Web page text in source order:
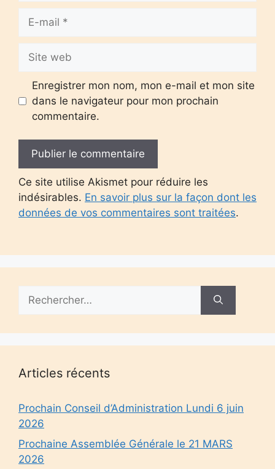
mail
web
Enregistrer mon nom, mon e-mail et mon site
dans le navigateur pour mon prochain
commentaire.
Ce site utilise Akismet pour réduire les
indésirables. En savoir plus sur la façon dont les
données de vos commentaires sont traitées.
Articles récents
Prochain Conseil d’Administration Lundi 6 juin
2026
Prochaine Assemblée Générale le 21 MARS
2026